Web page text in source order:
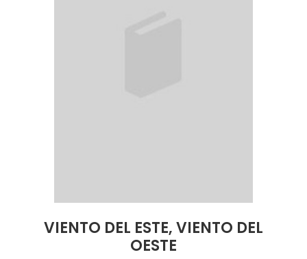
VIENTO DEL ESTE, VIENTO DEL
OESTE